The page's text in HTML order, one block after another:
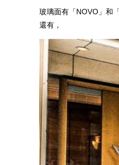
玻璃面有「NOVO」和
還有，